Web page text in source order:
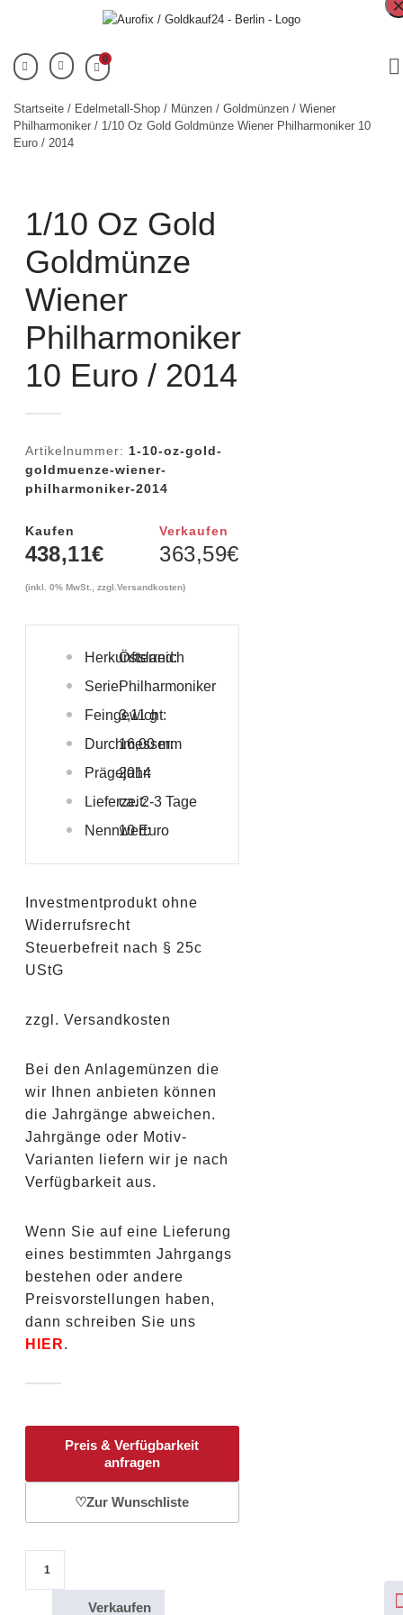
0
Startseite / Edelmetall-Shop / Münzen / Goldmünzen / Wiener
Philharmoniker / 1/10 Oz Gold Goldmünze Wiener Philharmoniker 10
Euro / 2014
1/10 Oz Gold
Goldmünze
Wiener
Philharmoniker
10 Euro / 2014
Artikelnummer: 1-10-oz-gold-
goldmuenze-wiener-
philharmoniker-2014
Kaufen
438,11€
Verkaufen
363,59€
(inkl. 0% MwSt., zzgl. Versandkosten)
Herkunftsland:
Österreich
Serie:Philharmoniker
Feingewicht:
3,11 g
Durchmesser:
16,00 mm
Prägejahr:
2014
Lieferzeit:ca. 2-3 Tage
Nennwert:
10 Euro
Investmentprodukt ohne
Widerrufsrecht
Steuerbefreit nach § 25c
UStG
zzgl. Versandkosten
Bei den Anlagemünzen die
wir Ihnen anbieten können
die Jahrgänge abweichen.
Jahrgänge oder Motiv-
Varianten liefern wir je nach
Verfügbarkeit aus.
Wenn Sie auf eine Lieferung
eines bestimmten Jahrgangs
bestehen oder andere
Preisvorstellungen haben,
dann schreiben Sie uns
HIER.
Preis & Verfügbarkeit
anfragen
♡Zur Wunschliste
Verkaufen